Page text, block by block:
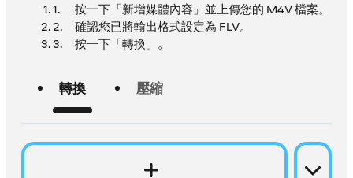
按一下「新增媒體內容」並上傳您的 M4V 檔案。
確認您已將輸出格式設定為 FLV。
按一下「轉換」。
轉換 壓縮